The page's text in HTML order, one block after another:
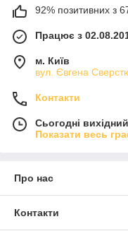
92% позитивних з 67
Працює з
м. Київ
вул. Євгена
Контакти
Сьогодні вихідний
Показати весь
Про нас
Контакти